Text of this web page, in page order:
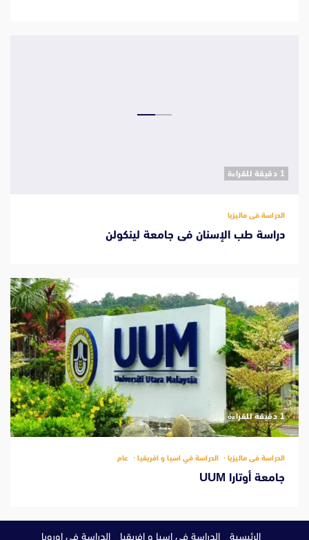
‫1 دقيقة للقراءة
الدراسة فى ماليزيا
دراسة طب الإسنان فى جامعة لينكولن
‫1 دقيقة للقراءة
الدراسة فى ماليزيا الدراسة في اسيا و افريقيا عام
جامعة أوتارا UUM
الرئيسية الدراسة في اسيا و افريقيا الدراسة في اوروبا